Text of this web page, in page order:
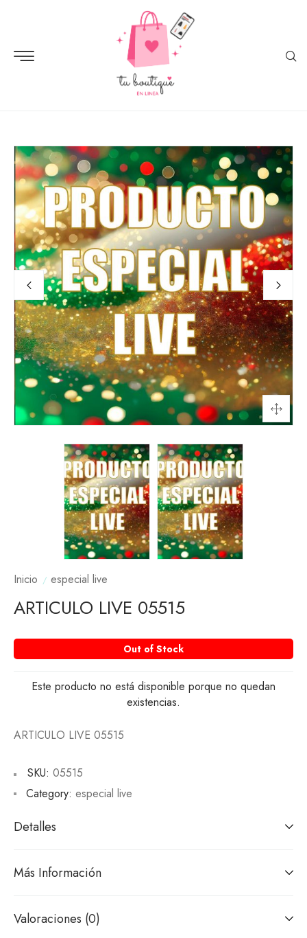
Inicio especial live
ARTICULO LIVE 05515
Out of Stock
Este producto no está disponible porque no quedan
existencias.
ARTICULO LIVE 05515
SKU: 05515
Category: especial live
Detalles
Más Información
Valoraciones (0)